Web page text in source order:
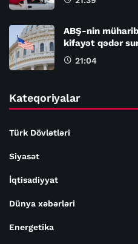
ABŞ-nin
kifayət qədər
21:04
Kateqoriyalar
Türk Dövlətləri
Siyasət
İqtisadiyyat
Dünya xəbərləri
Energetika